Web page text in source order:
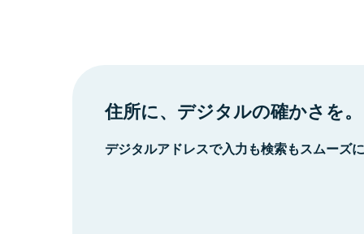
住所に、デジタルの確かさを。
デジタルアドレスで入力も検索もスムーズ